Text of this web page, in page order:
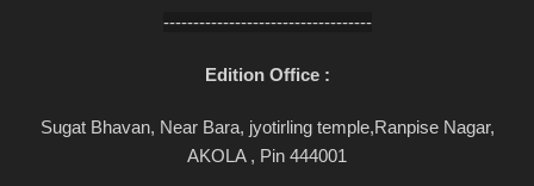
-----------------------------------
Edition Office :
Sugat Bhavan, Near Bara, jyotirling temple,Ranpise Nagar,
AKOLA , Pin 444001